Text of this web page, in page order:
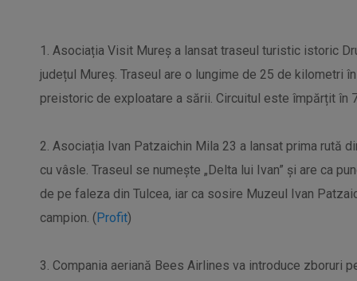
1. Asociația Visit Mureș a lansat traseul turistic istoric
județul Mureș. Traseul are o lungime de 25 de kilometri
preistoric de exploatare a sării. Circuitul este împărțit în
2. Asociația Ivan Patzaichin Mila 23 a lansat prima rută
cu vâsle. Traseul se numește „Delta lui Ivan” și are ca
de pe faleza din Tulcea, iar ca sosire Muzeul Ivan
campion. (Profit)
3. Compania aeriană Bees Airlines va introduce zboruri